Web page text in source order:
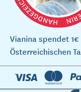
Vianina spendet
Österreichischen